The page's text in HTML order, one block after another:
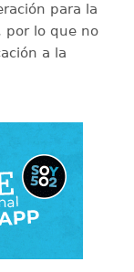
para la
por lo que no
a la